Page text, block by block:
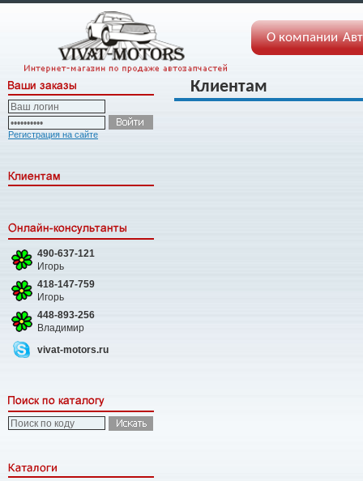
О компании
Регистрация на сайте
490-637-121
Игорь
418-147-759
Игорь
448-893-256
Владимир
vivat-motors.ru
Клиентам